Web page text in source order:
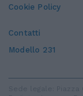
Cookie Policy
Contatti
Modello 231